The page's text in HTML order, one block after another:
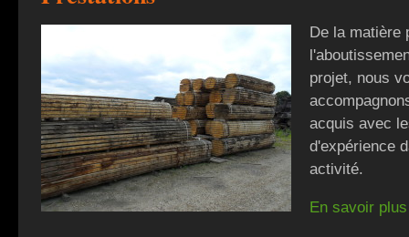
De la matière
projet, nous
acquis avec
d'expérience
activité.
En savoir plus